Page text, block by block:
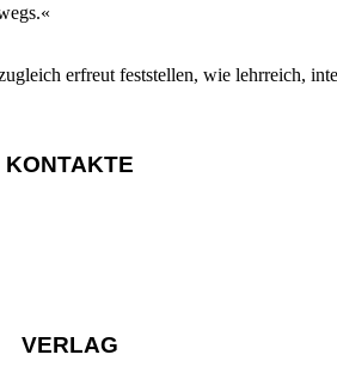
erfreut feststellen, wie lehrreich,
KONTAKTE
VERLAG